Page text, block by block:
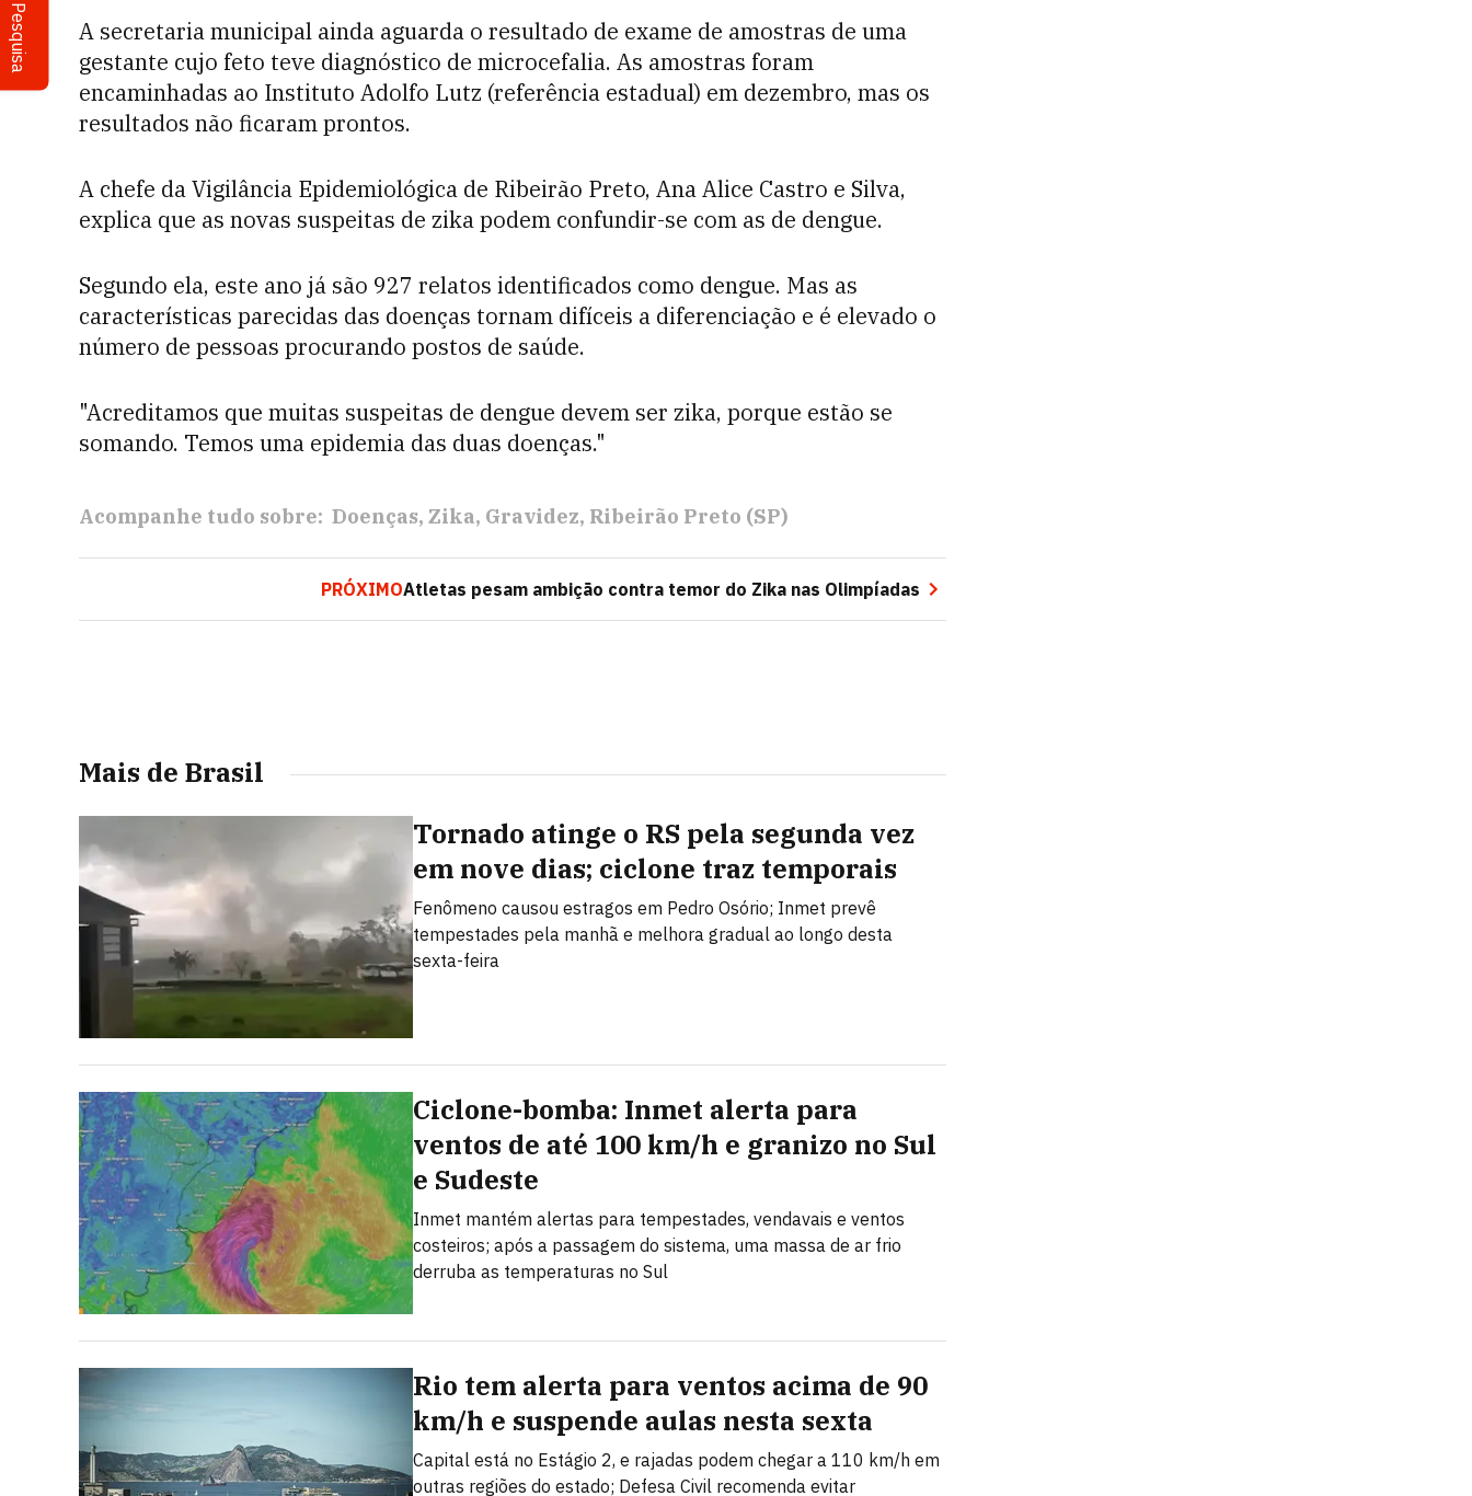
Pesquisa
A secretaria municipal ainda aguarda o resultado de exame de amostras de uma
gestante cujo feto teve diagnóstico de microcefalia. As amostras foram
encaminhadas ao Instituto Adolfo Lutz (referência estadual) em dezembro, mas os
resultados não ficaram prontos.
A chefe da Vigilância Epidemiológica de Ribeirão Preto, Ana Alice Castro e Silva,
explica que as novas suspeitas de zika podem confundir-se com as de dengue.
Segundo ela, este ano já são 927 relatos identificados como dengue. Mas as
características parecidas das doenças tornam difíceis a diferenciação e é elevado o
número de pessoas procurando postos de saúde.
"Acreditamos que muitas suspeitas de dengue devem ser zika, porque estão se
somando. Temos uma epidemia das duas doenças."
Acompanhe tudo sobre: Doenças Zika Gravidez Ribeirão Preto (SP)
PRÓXIMOAtletas pesam ambição contra temor do Zika nas Olimpíadas
Mais de Brasil
Tornado atinge o RS pela segunda vez
em nove dias; ciclone traz temporais
Fenômeno causou estragos em Pedro Osório; Inmet prevê
tempestades pela manhã e melhora gradual ao longo desta
sexta-feira
Ciclone-bomba: Inmet alerta para
ventos de até 100 km/h e granizo no Sul
e Sudeste
Inmet mantém alertas para tempestades, vendavais e ventos
costeiros; após a passagem do sistema, uma massa de ar frio
derruba as temperaturas no Sul
Rio tem alerta para ventos acima de 90
km/h e suspende aulas nesta sexta
Capital está no Estágio 2, e rajadas podem chegar a 110 km/h em
outras regiões do estado; Defesa Civil recomenda evitar